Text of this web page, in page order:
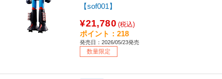
【sof001】
¥21,780 (税込)
ポイント：218
発売日：2026/05/23発売
数量限定